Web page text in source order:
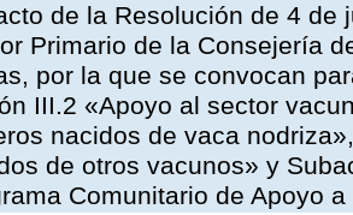
de la Resolución de 4
Primario de la Consejería
por la que se convocan
III.2 «Apoyo al sector
nacidos de vaca
de otros vacunos» y
Comunitario de Apoyo